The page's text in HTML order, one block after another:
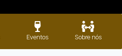
Eventos Sobre nós